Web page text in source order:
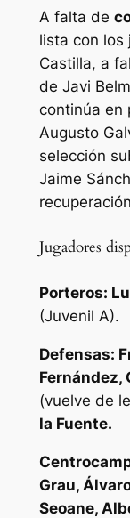
A falta de
lista con los
Castilla, a
de Javi
continúa en
Augusto
selección
Jaime
Jugadores
Porteros:
(Juvenil A).
Defensas:
Fernández,
(vuelve de
la Fuente.
Grau,
Seoane,